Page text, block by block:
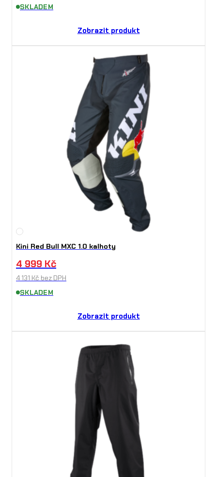
SKLADEM
Zobrazit produkt
Kini Red Bull MXC 1.0 kalhoty
4 999 Kč
4 131 Kč bez DPH
SKLADEM
Zobrazit produkt